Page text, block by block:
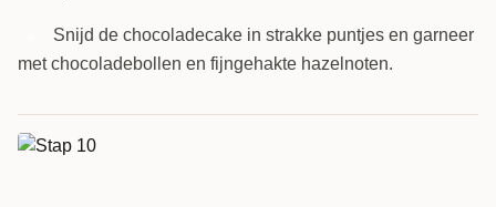
Snijd de chocoladecake in strakke puntjes en garneer
met chocoladebollen en fijngehakte hazelnoten.